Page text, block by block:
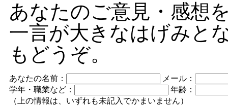
あなたのご意見・感想
一言が大きなはげみと
もどうぞ。
あなたの名前：
メール：
学年・職業など：
年齢：
（上の情報は、いずれも未記入でかまいません）